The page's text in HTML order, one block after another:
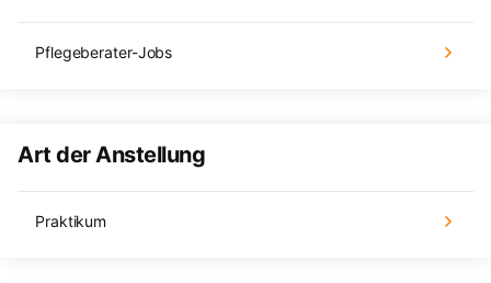
Pflegeberater-Jobs
Art der Anstellung
Praktikum